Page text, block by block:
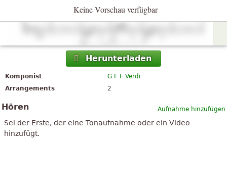
Keine Vorschau verfügbar
Herunterladen
Komponist
G F F Verdi
Arrangements
2
Aufnahme hinzufügen
Hören
Sei der Erste, der eine Tonaufnahme oder ein Video
hinzufügt.